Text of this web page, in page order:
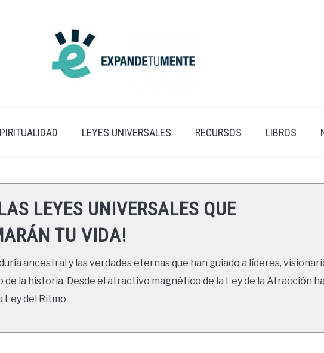
LEYES UNIVERSALES RECURSOS LIBROS
LEYES UNIVERSALES QUE
TU VIDA!
ancestral y las verdades eternas que han guiado a líderes,
de la historia. Desde el atractivo magnético de la Ley de la Atracción
Ley del Ritmo